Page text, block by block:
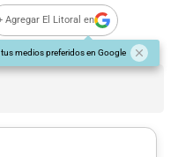
Agregar El Litoral en
tus medios preferidos en Google